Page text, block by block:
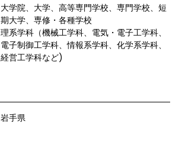
大学院、大学、高等専門学校、専門学校、短
期大学、専修・各種学校
理系学科（機械工学科、電気・電子工学科、
電子制御工学科、情報系学科、化学系学科、
経営工学科など)
岩手県